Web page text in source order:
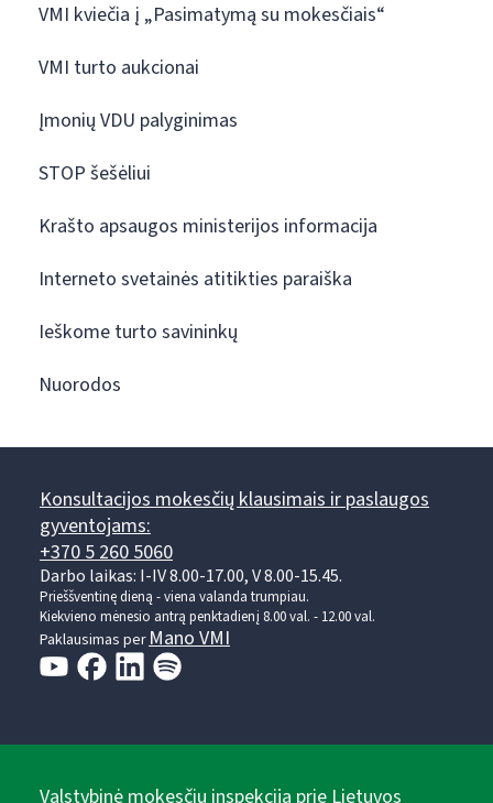
VMI kviečia į „Pasimatymą su mokesčiais“
VMI turto aukcionai
Įmonių VDU palyginimas
STOP šešėliui
Krašto apsaugos ministerijos informacija
Interneto svetainės atitikties paraiška
Ieškome turto savininkų
Nuorodos
Konsultacijos mokesčių klausimais ir paslaugos
gyventojams:
+370 5 260 5060
Darbo laikas: I-IV 8.00-17.00, V 8.00-15.45.
Prieššventinę dieną - viena valanda trumpiau.
Kiekvieno mėnesio antrą penktadienį 8.00 val. - 12.00 val.
Paklausimas perMano VMI
Valstybinė mokesčių inspekcija prie Lietuvos